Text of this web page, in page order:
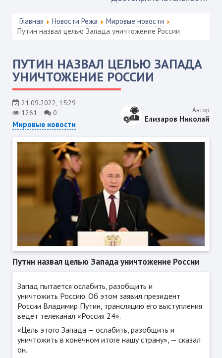
Главная Новости Режа
Мировые новости
Путин назвал целью Запада уничтожение России
ПУТИН НАЗВАЛ ЦЕЛЬЮ ЗАПАДА
УНИЧТОЖЕНИЕ РОССИИ
21.09.2022, 15:29
1261
0
Мировые новости
Автор
Елизаров Николай
Путин назвал целью Запада уничтожение России
Запад пытается ослабить, разобщить и
уничтожить Россию. Об этом заявил президент
России Владимир Путин, трансляцию его выступления
ведет телеканал «Россия 24».
«Цель этого Запада — ослабить, разобщить и
уничтожить в конечном итоге нашу страну», — сказал
он.